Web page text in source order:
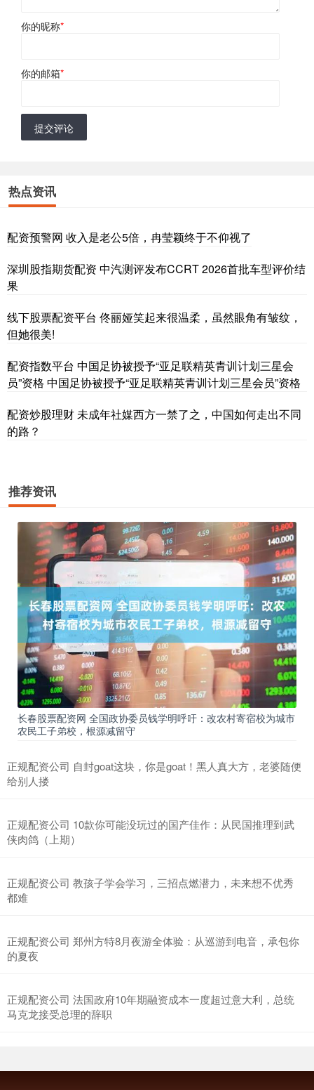
你的昵称*
你的邮箱*
提交评论
热点资讯
配资预警网 收入是老公5倍，冉莹颖终于不仰视了
深圳股指期货配资 中汽测评发布CCRT 2026首批车型评价结
果
线下股票配资平台 佟丽娅笑起来很温柔，虽然眼角有皱纹，
但她很美!
配资指数平台 中国足协被授予“亚足联精英青训计划三星会
员”资格 中国足协被授予“亚足联精英青训计划三星会员”资格
配资炒股理财 未成年社媒西方一禁了之，中国如何走出不同
的路？
推荐资讯
长春股票配资网 全国政协委员钱学明呼吁：改农村寄宿校为城市
农民工子弟校，根源减留守
正规配资公司 自封goat这块，你是goat！黑人真大方，老婆随便
给别人搂
正规配资公司 10款你可能没玩过的国产佳作：从民国推理到武
侠肉鸽（上期）
正规配资公司 教孩子学会学习，三招点燃潜力，未来想不优秀
都难
正规配资公司 郑州方特8月夜游全体验：从巡游到电音，承包你
的夏夜
正规配资公司 法国政府10年期融资成本一度超过意大利，总统
马克龙接受总理的辞职